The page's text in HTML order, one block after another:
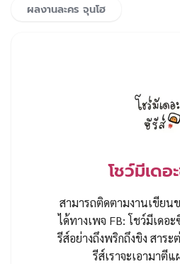
ผลงานละคร จุนโฮ
โชว์มีเดอ
สามารถติดตามงานเขียน
ได้ทางเพจ FB: โชว์มีเดอ
รีส์อย่างถึงพริกถึงขิง สาร
รีส์เราจะเอามาตี